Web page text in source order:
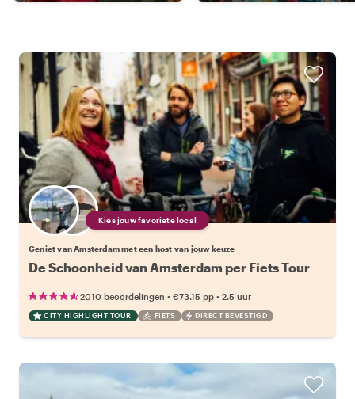
Kies jouw favoriete local
Geniet van Amsterdam met een host van jouw keuze
De Schoonheid van Amsterdam per Fiets Tour
2010 beoordelingen • €73.15 pp • 2.5 uur
CITY HIGHLIGHT TOUR FIETS DIRECT BEVESTIGD